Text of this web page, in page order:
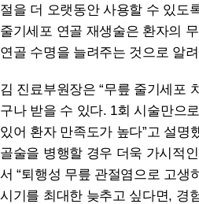
절을 더 오랫동안 사용할 수 있도
줄기세포 연골 재생술은 환자의
연골 수명을 늘려주는 것으로 알
김 진료부원장은 “무릎 줄기세포
구나 받을 수 있다. 1회 시술만으
있어 환자 만족도가 높다”고 설명
골술을 병행할 경우 더욱 가시적
서 “퇴행성 무릎 관절염으로 고생
시기를 최대한 늦추고 싶다면, 경